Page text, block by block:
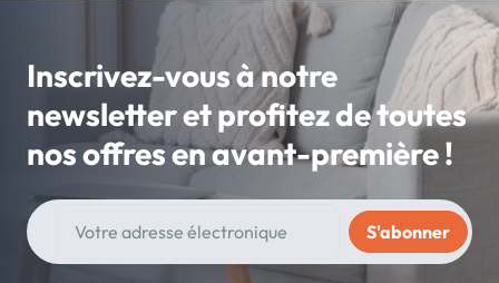
Inscrivez-vous à notre
newsletter et profitez de toutes
nos offres en avant-première !